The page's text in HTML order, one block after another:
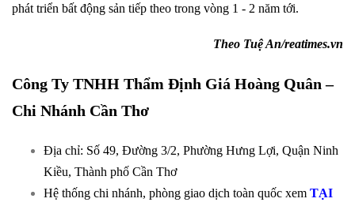
phát triển bất động sản tiếp theo trong vòng 1 - 2 năm tới.
Theo Tuệ An/reatimes.vn
Công Ty TNHH Thẩm Định Giá Hoàng Quân –
Chi Nhánh Cần Thơ
Địa chỉ: Số 49, Đường 3/2, Phường Hưng Lợi, Quận Ninh
Kiều, Thành phố Cần Thơ
Hệ thống chi nhánh, phòng giao dịch toàn quốc xem TẠI